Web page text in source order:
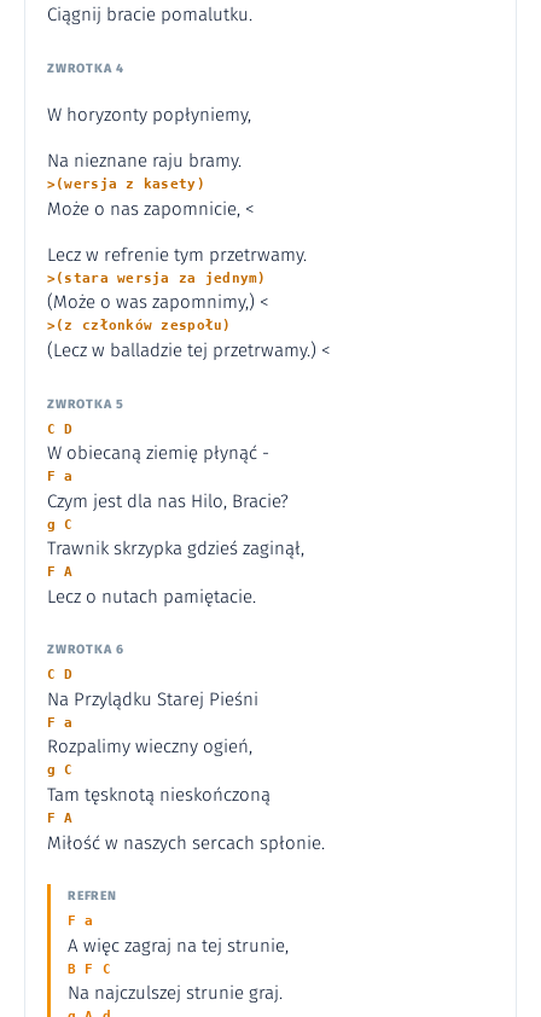
Ciągnij bracie pomalutku.
ZWROTKA 4
W horyzonty popłyniemy,
Na nieznane raju bramy.
>(wersja z kasety)
Może o nas zapomnicie, <
Lecz w refrenie tym przetrwamy.
>(stara wersja za jednym)
(Może o was zapomnimy,) <
>(z członków zespołu)
(Lecz w balladzie tej przetrwamy.) <
ZWROTKA 5
C D
W obiecaną ziemię płynąć -
F a
Czym jest dla nas Hilo, Bracie?
g C
Trawnik skrzypka gdzieś zaginął,
F A
Lecz o nutach pamiętacie.
ZWROTKA 6
C D
Na Przylądku Starej Pieśni
F a
Rozpalimy wieczny ogień,
g C
Tam tęsknotą nieskończoną
F A
Miłość w naszych sercach spłonie.
REFREN
F a
A więc zagraj na tej strunie,
B F C
Na najczulszej strunie graj.